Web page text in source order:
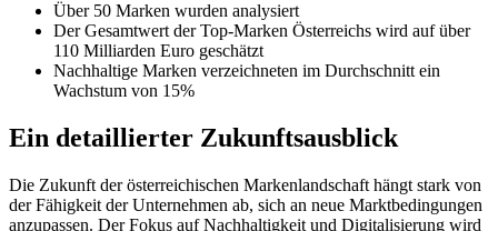
Über 50 Marken wurden analysiert
Der Gesamtwert der Top-Marken Österreichs wird auf über
110 Milliarden Euro geschätzt
Nachhaltige Marken verzeichneten im Durchschnitt ein
Wachstum von 15%
Ein detaillierter Zukunftsausblick
Die Zukunft der österreichischen Markenlandschaft hängt stark von
der Fähigkeit der Unternehmen ab, sich an neue Marktbedingungen
anzupassen. Der Fokus auf Nachhaltigkeit und Digitalisierung wird